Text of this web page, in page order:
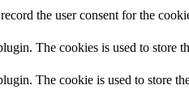
the user consent for the
The cookies is used to store
The cookie is used to store